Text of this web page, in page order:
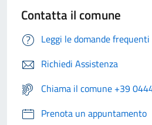
Contatta il comune
Leggi le domande frequenti
Richiedi Assistenza
Chiama il comune +39
Prenota un appuntamento